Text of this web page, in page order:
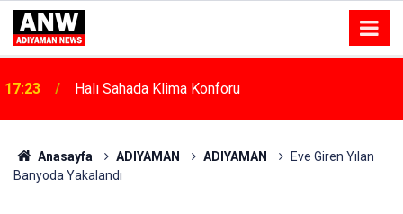
17:23 Halı Sahada Klima Konforu
Anasayfa ADIYAMAN ADIYAMAN
Eve Giren Yılan
Banyoda Yakalandı